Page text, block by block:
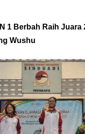
1 Berbah Raih Juara
Wushu